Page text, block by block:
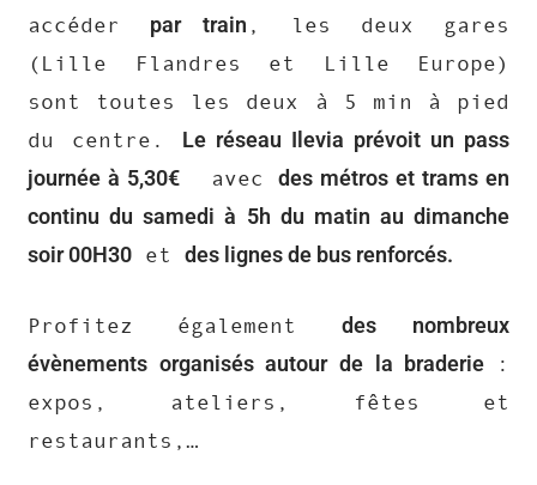
accéder par train , les deux gares
(Lille Flandres et Lille Europe)
sont toutes les deux à 5 min à pied
du centre. Le réseau Ilevia prévoit un pass
journée à 5,30€avecdes métros et trams en
continu du samedi à 5h du matin au dimanche
soir 00H30 et des lignes de bus renforcés.
Profitez également des nombreux
évènements organisés autour de la braderie
:
expos, ateliers, fêtes et
restaurants,…